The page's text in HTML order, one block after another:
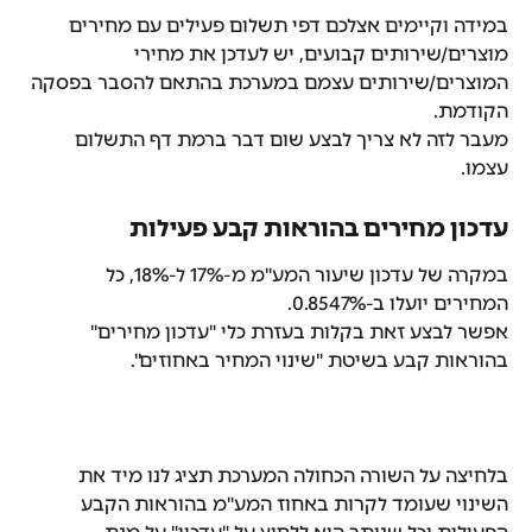
במידה וקיימים אצלכם דפי תשלום פעילים עם מחירים
מוצרים/שירותים קבועים, יש לעדכן את מחירי
המוצרים/שירותים עצמם במערכת בהתאם להסבר בפסקה
הקודמת.
מעבר לזה לא צריך לבצע שום דבר ברמת דף התשלום
עצמו.
עדכון מחירים בהוראות קבע פעילות
במקרה של עדכון שיעור המע"מ מ-17% ל-18%, כל
המחירים יועלו ב-0.8547%.
אפשר לבצע זאת בקלות בעזרת כלי "עדכון מחירים"
בהוראות קבע בשיטת "שינוי המחיר באחוזים".
בלחיצה על השורה הכחולה המערכת תציג לנו מיד את
השינוי שעומד לקרות באחוז המע"מ בהוראות הקבע